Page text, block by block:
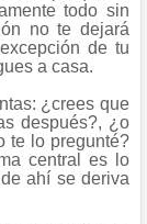
todo sin
no te dejará
de tu
a casa.
¿crees que
después?, ¿o
te lo pregunté?
central es lo
ahí se deriva